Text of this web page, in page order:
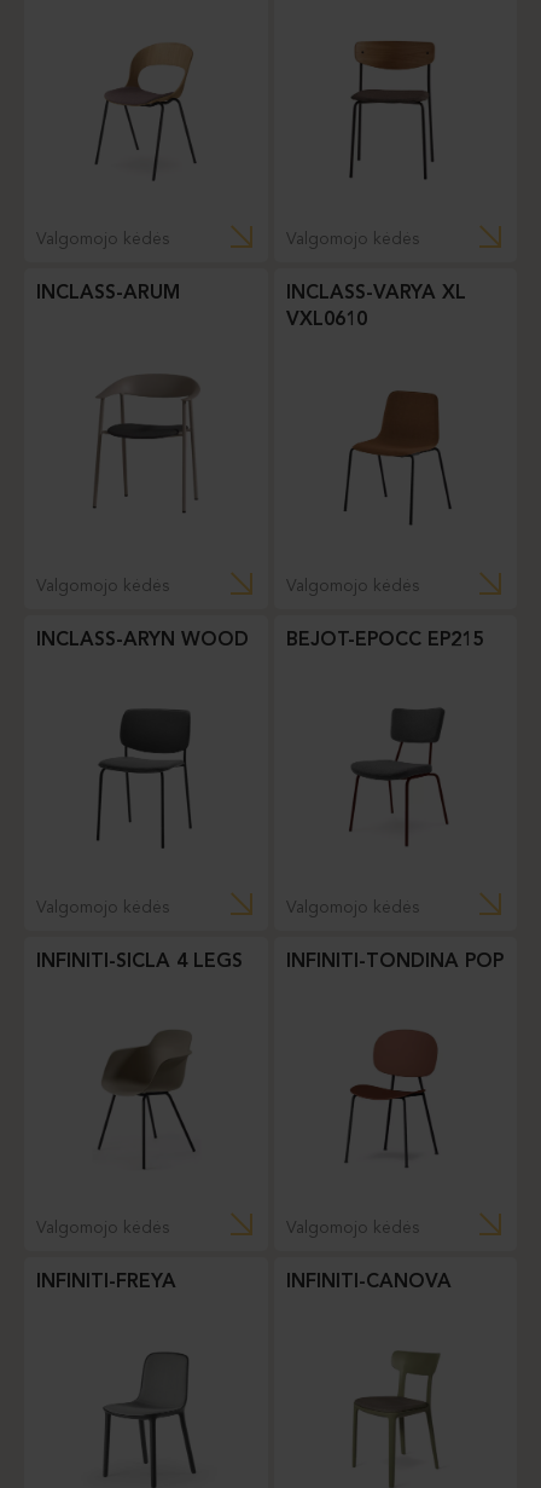
Valgomojo kėdės Valgomojo kėdės
INCLASS-ARUM
Valgomojo kėdės
INCLASS-VARYA XL
VXL0610
Valgomojo kėdės
INCLASS-ARYN WOOD
Valgomojo kėdės
BEJOT-EPOCC EP215
Valgomojo kėdės
INFINITI-SICLA 4 LEGS
Valgomojo kėdės
INFINITI-TONDINA POP
Valgomojo kėdės
INFINITI-FREYA INFINITI-CANOVA